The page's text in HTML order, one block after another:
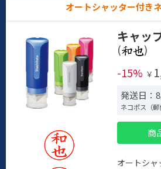
オートシャッター付き
キャッ
(
)
-15% ￥
発送日：
ネコポス（郵
商
オートシャ